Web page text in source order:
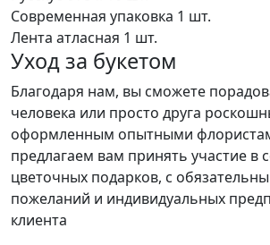
Современная упаковка 1 шт.
Лента атласная 1 шт.
Уход за букетом
Благодаря нам, вы сможете
человека или просто друга
оформленным опытными
предлагаем вам принять участие в
цветочных подарков, с
пожеланий и индивидуальных
клиента